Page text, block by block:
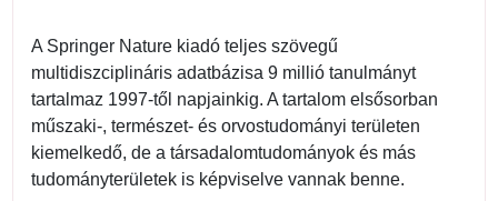
A Springer Nature kiadó teljes szövegű
multidiszciplináris adatbázisa 9 millió tanulmányt
tartalmaz 1997-től napjainkig. A tartalom elsősorban
műszaki-, természet- és orvostudományi területen
kiemelkedő, de a társadalomtudományok és más
tudományterületek is képviselve vannak benne.